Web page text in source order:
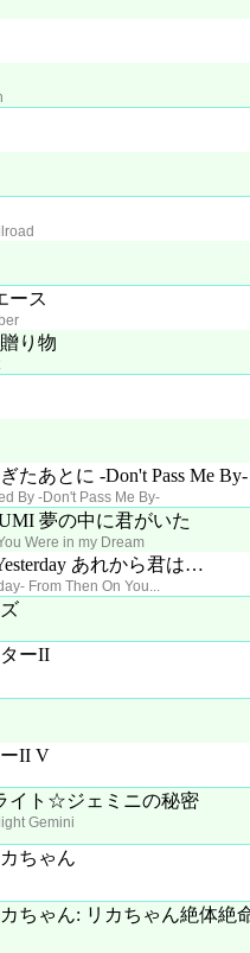
ース
り物
たあとに -Don't Pass Me By-
By -Don't Pass Me By-
夢の中に君がいた
Were in my Dream
あれから君は…
From Then On You...
ーII
II V
イト☆ジェミニの秘密
Gemini
ちゃん
ちゃん: リカちゃん絶体絶